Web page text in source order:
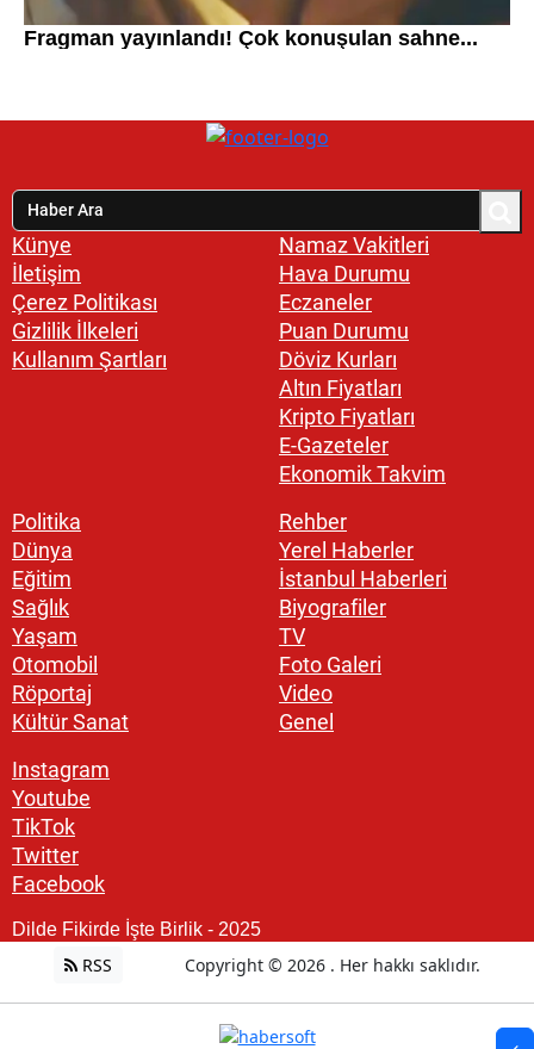
Künye
İletişim
Çerez Politikası
Gizlilik İlkeleri
Kullanım Şartları
Namaz Vakitleri
Hava Durumu
Eczaneler
Puan Durumu
Döviz Kurları
Altın Fiyatları
Kripto Fiyatları
E-Gazeteler
Ekonomik Takvim
Politika
Dünya
Eğitim
Sağlık
Yaşam
Otomobil
Röportaj
Kültür Sanat
Rehber
Yerel Haberler
İstanbul Haberleri
Biyografiler
TV
Foto Galeri
Video
Genel
Instagram
Youtube
TikTok
Twitter
Facebook
Dilde Fikirde İşte Birlik - 2025
RSS Copyright © 2026 . Her hakkı saklıdır.